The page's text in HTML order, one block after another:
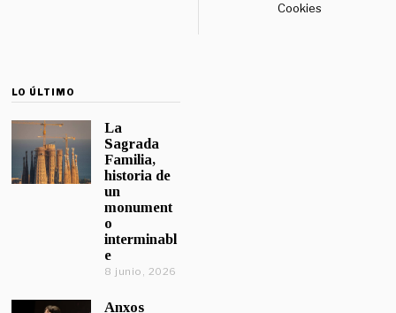
Cookies
LO ÚLTIMO
La
Sagrada
Familia,
historia de
un
monument
o
interminabl
e
8 junio, 2026
Anxos